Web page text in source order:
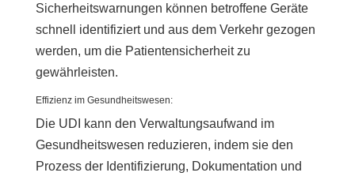
Sicherheitswarnungen können betroffene Geräte
schnell identifiziert und aus dem Verkehr gezogen
werden, um die Patientensicherheit zu
gewährleisten.
Effizienz im Gesundheitswesen:
Die UDI kann den Verwaltungsaufwand im
Gesundheitswesen reduzieren, indem sie den
Prozess der Identifizierung, Dokumentation und